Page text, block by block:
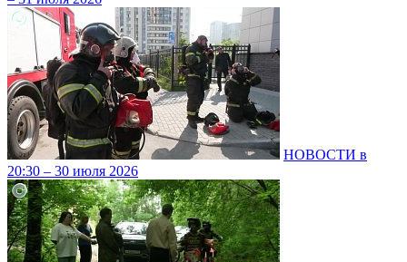
НОВОСТИ в
20:30 – 30 июля 2026